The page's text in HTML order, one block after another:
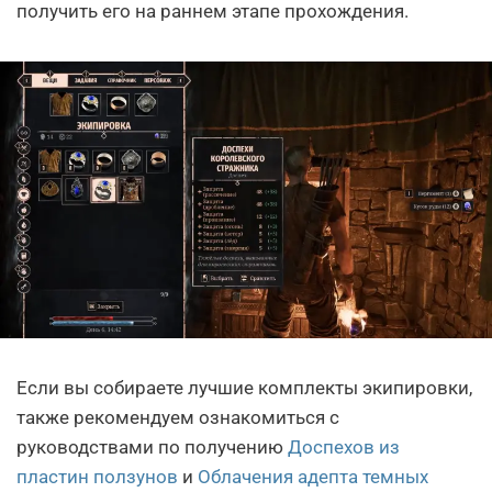
получить его на раннем этапе прохождения.
Если вы собираете лучшие комплекты экипировки,
также рекомендуем ознакомиться с
руководствами по получению Доспехов из
пластин ползунов и Облачения адепта темных